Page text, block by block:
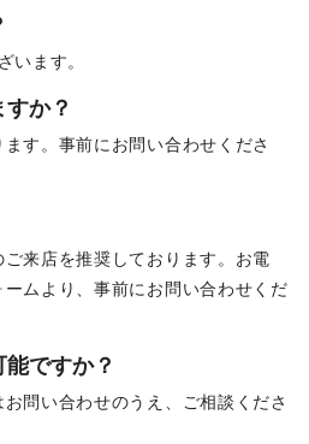
います。
か？
す。事前にお問い合わせくださ
来店を推奨しております。 お電
ムより、事前にお問い合わせくだ
ですか？
問い合わせのうえ、ご相談くださ